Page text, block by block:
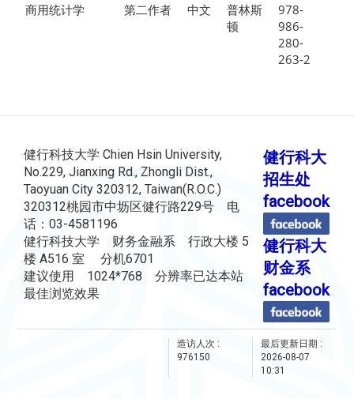
商用统计学 第二作者 中文
普林斯
顿
978-
986-
280-
263-2
健行科技大学 Chien Hsin University,
No.229, Jianxing Rd., Zhongli Dist.,
Taoyuan City 320312, Taiwan(R.O.C.)
320312桃园市中坜区健行路229号 电
话：03-4581196
健行科技大学 财务金融系 行政大楼 5
楼 A516 室 分机6701
建议使用 1024*768 分辨率已达本站
最佳浏览效果
健行科大
招生处
facebook
健行科大
财金系
facebook
造访人次 :
976150
最后更新日期 :
2026-08-07
10:31